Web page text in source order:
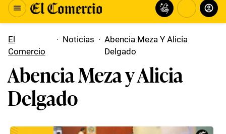
El
Comercio
· Noticias · Abencia Meza Y Alicia
Delgado
Abencia Meza y Alicia
Delgado